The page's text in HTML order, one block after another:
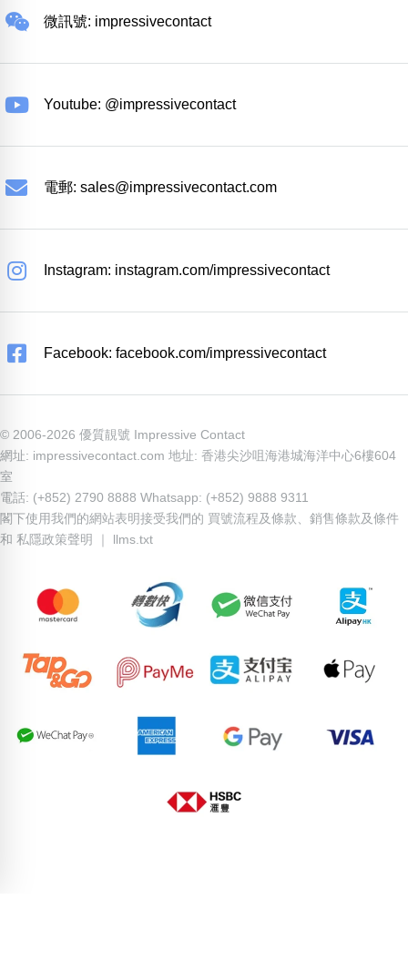
微訊號: impressivecontact
Youtube: @impressivecontact
電郵: sales@impressivecontact.com
Instagram: instagram.com/impressivecontact
Facebook: facebook.com/impressivecontact
© 2006-2026 優質靚號 Impressive Contact
網址: impressivecontact.com 地址: 香港尖沙咀海港城海洋中心6樓604
室
電話: (+852) 2790 8888 Whatsapp: (+852) 9888 9311
閣下使用我們的網站表明接受我們的 買號流程及條款
銷售條款及條件
和 私隱政策聲明 llms.txt